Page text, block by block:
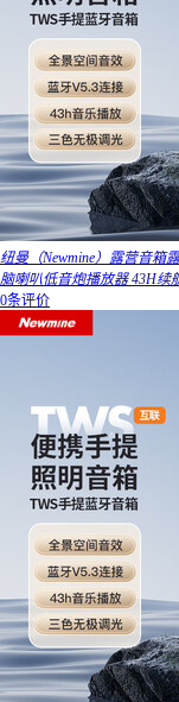
纽曼（Newmine）露营音箱
脑喇叭低音炮播放器 43H续
0条评价